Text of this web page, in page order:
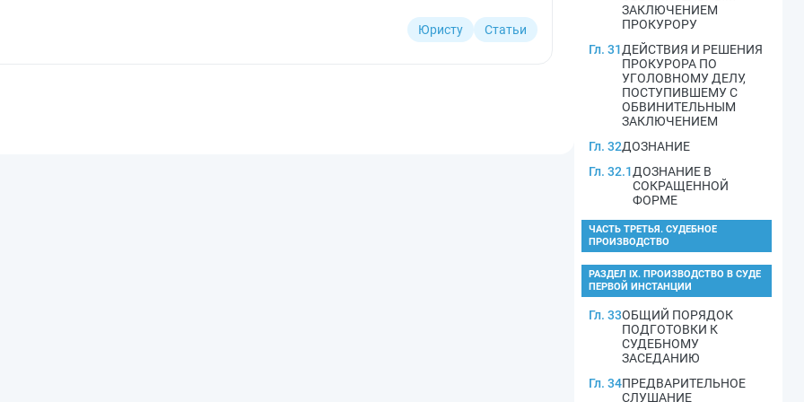
Юристу Статьи
ЗАКЛЮЧЕНИЕМ
ПРОКУРОРУ
Гл. 31ДЕЙСТВИЯ И РЕШЕНИЯ
ПРОКУРОРА ПО
УГОЛОВНОМУ ДЕЛУ,
ПОСТУПИВШЕМУ С
ОБВИНИТЕЛЬНЫМ
ЗАКЛЮЧЕНИЕМ
Гл. 32ДОЗНАНИЕ
Гл. 32.1ДОЗНАНИЕ В
СОКРАЩЕННОЙ
ФОРМЕ
ЧАСТЬ ТРЕТЬЯ. СУДЕБНОЕ
ПРОИЗВОДСТВО
РАЗДЕЛ IX. ПРОИЗВОДСТВО В СУДЕ
ПЕРВОЙ ИНСТАНЦИИ
Гл. 33ОБЩИЙ ПОРЯДОК
ПОДГОТОВКИ К
СУДЕБНОМУ
ЗАСЕДАНИЮ
Гл. 34ПРЕДВАРИТЕЛЬНОЕ
СЛУШАНИЕ